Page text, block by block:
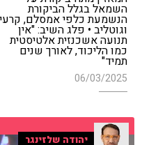
השמאל בגלל הביקורת
הנשמעת כלפי אמסלם, קרעי
וגוטליב • פלג השיב: "אין
תנועה אשכנזית אלטיסטית
כמו הליכוד, לאורך שנים
תמיד"
06/03/2025
יהודה שלזינגר